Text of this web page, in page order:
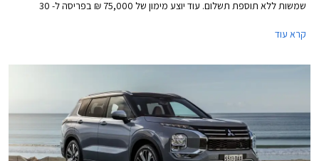
שמשות ללא תוספת תשלום. עוד יוצע מימון של 75,000 ₪ בפריסה ל- 30
מיצובישי בין התאריכים 13-20 בפברואר 2026 ומוגבל ל- 100 רכבים.
קרא עוד